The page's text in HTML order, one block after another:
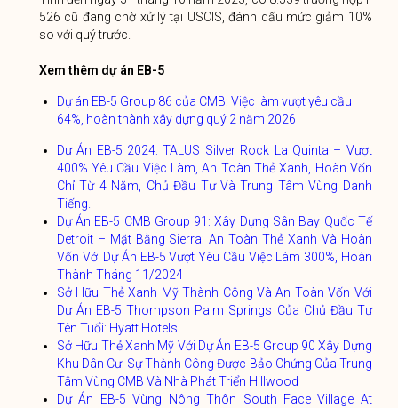
526 cũ đang chờ xử lý tại USCIS, đánh dấu mức giảm 10%
so với quý trước.
Xem thêm dự án EB-5
Dự án EB-5 Group 86 của CMB: Việc làm vượt yêu cầu
64%, hoàn thành xây dựng quý 2 năm 2026
Dự Án EB-5 2024: TALUS Silver Rock La Quinta – Vượt
400% Yêu Cầu Việc Làm, An Toàn Thẻ Xanh, Hoàn Vốn
Chỉ Từ 4 Năm, Chủ Đầu Tư Và Trung Tâm Vùng Danh
Tiếng.
Dự Án EB-5 CMB Group 91: Xây Dựng Sân Bay Quốc Tế
Detroit – Mặt Bằng Sierra: An Toàn Thẻ Xanh Và Hoàn
Vốn Với Dự Án EB-5 Vượt Yêu Cầu Việc Làm 300%, Hoàn
Thành Tháng 11/2024
Sở Hữu Thẻ Xanh Mỹ Thành Công Và An Toàn Vốn Với
Dự Án EB-5 Thompson Palm Springs Của Chủ Đầu Tư
Tên Tuổi: Hyatt Hotels
Sở Hữu Thẻ Xanh Mỹ Với Dự Án EB-5 Group 90 Xây Dựng
Khu Dân Cư: Sự Thành Công Được Bảo Chứng Của Trung
Tâm Vùng CMB Và Nhà Phát Triển Hillwood
Dự Án EB-5 Vùng Nông Thôn South Face Village At